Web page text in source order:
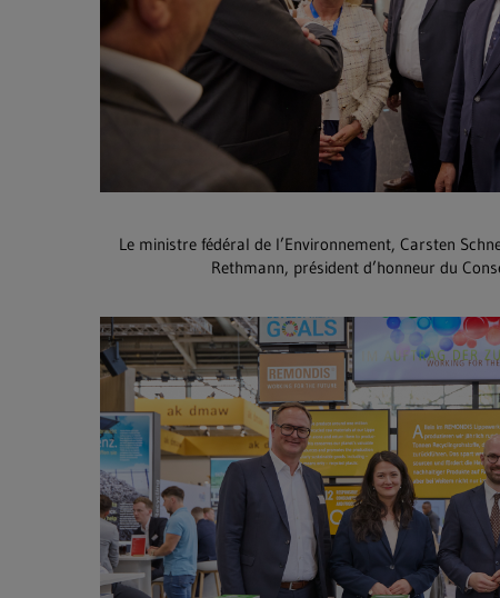
Le ministre fédéral de l’Environnement, Carsten
Rethmann, président d’honneur du